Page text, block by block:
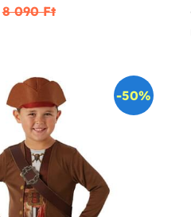
8 090 Ft‎
-50%